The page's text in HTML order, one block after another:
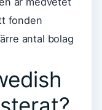
fonden
antal bolag